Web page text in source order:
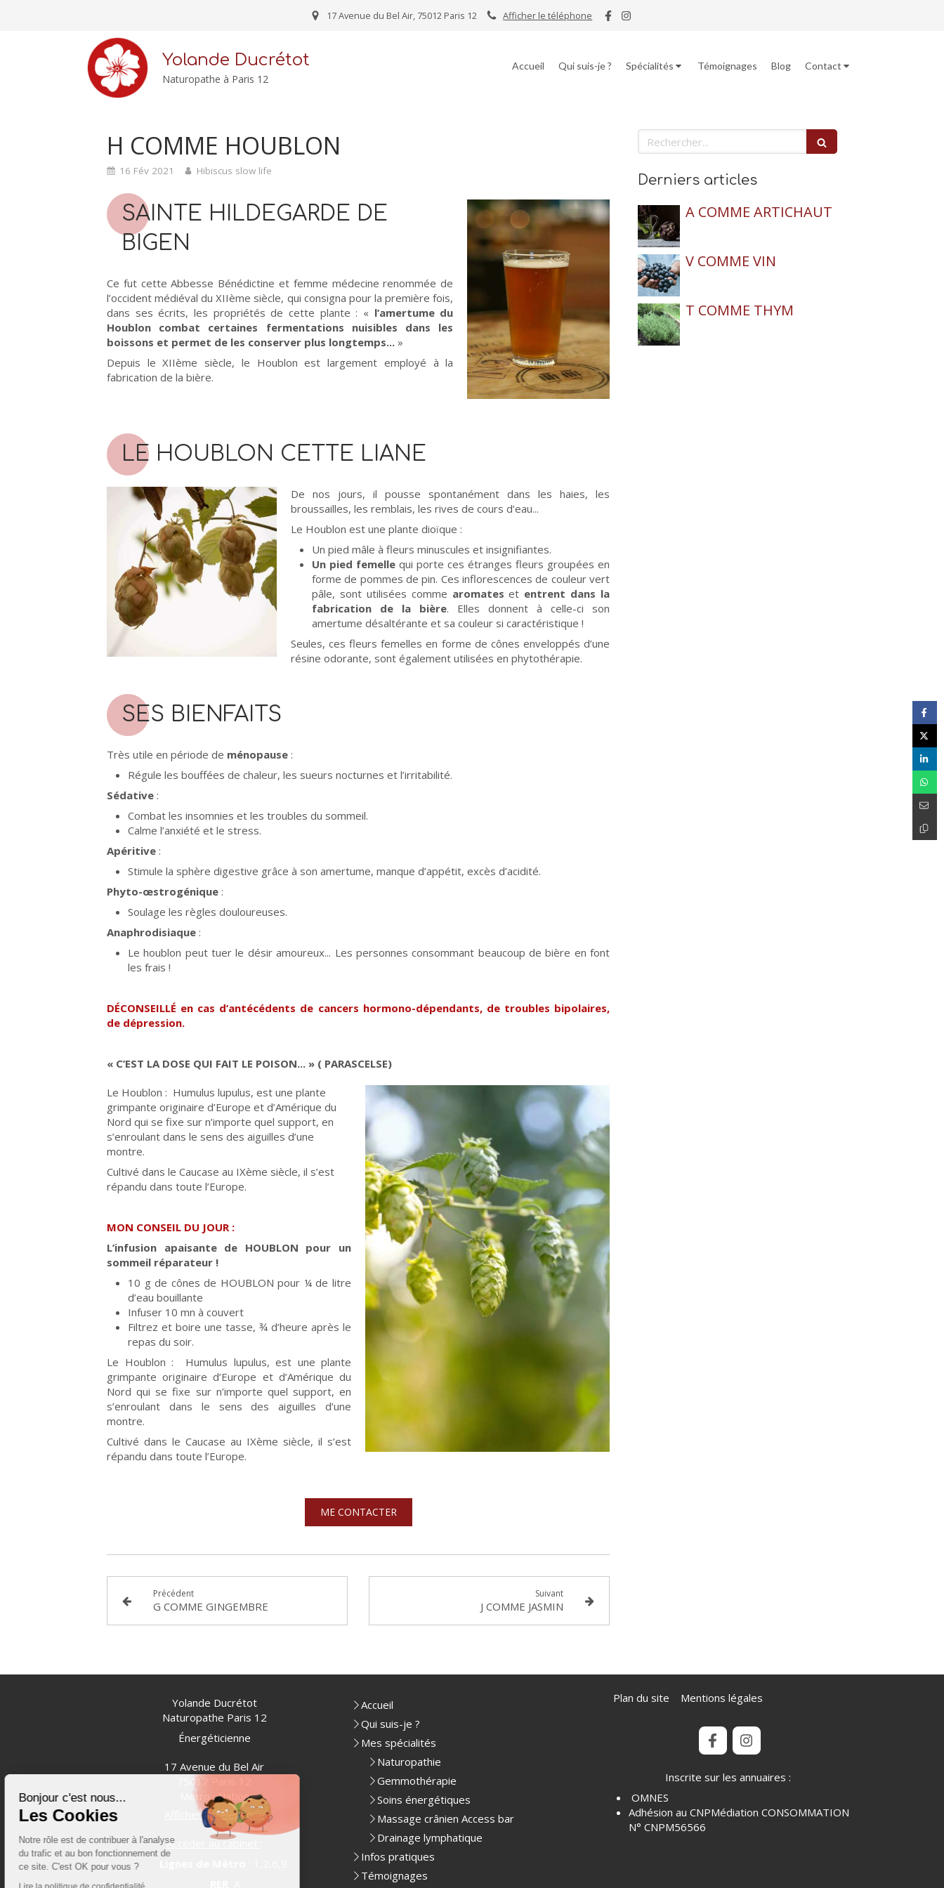
17 Avenue du Bel Air, 75012 Paris 12 Afficher le téléphone
Accueil Qui suis-je ? Spécialités Témoignages Blog Contact
Yolande Ducrétot
Naturopathe à Paris 12
H COMME HOUBLON
16 Fév 2021 Hibiscus slow life
SAINTE HILDEGARDE DE
BIGEN
Ce fut cette Abbesse Bénédictine et femme médecine renommée de
l’occident médiéval du XIIème siècle, qui consigna pour la première fois,
dans ses écrits, les propriétés de cette plante : « l’amertume du
Houblon combat certaines fermentations nuisibles dans les
boissons et permet de les conserver plus longtemps... »
Depuis le XIIème siècle, le Houblon est largement employé à la
fabrication de la bière.
LE HOUBLON CETTE LIANE
De nos jours, il pousse spontanément dans les haies, les
broussailles, les remblais, les rives de cours d’eau...
Le Houblon est une plante dioïque :
Un pied mâle à fleurs minuscules et insignifiantes.
Un pied femelle qui porte ces étranges fleurs groupées en
forme de pommes de pin. Ces inflorescences de couleur vert
pâle, sont utilisées comme aromates et entrent dans la
fabrication de la bière. Elles donnent à celle-ci son
amertume désaltérante et sa couleur si caractéristique !
Seules, ces fleurs femelles en forme de cônes enveloppés d’une
résine odorante, sont également utilisées en phytothérapie.
SES BIENFAITS
Très utile en période de ménopause :
Régule les bouffées de chaleur, les sueurs nocturnes et l’irritabilité.
Sédative :
Combat les insomnies et les troubles du sommeil.
Calme l’anxiété et le stress.
Apéritive :
Stimule la sphère digestive grâce à son amertume, manque d’appétit, excès d’acidité.
Phyto-œstrogénique :
Soulage les règles douloureuses.
Anaphrodisiaque :
Le houblon peut tuer le désir amoureux... Les personnes consommant beaucoup de bière en font
les frais !
DÉCONSEILLÉ en cas d’antécédents de cancers hormono-dépendants, de troubles bipolaires,
de dépression.
« C’EST LA DOSE QUI FAIT LE POISON... » ( PARASCELSE)
Le Houblon : Humulus lupulus, est une plante
grimpante originaire d’Europe et d’Amérique du
Nord qui se fixe sur n’importe quel support, en
s’enroulant dans le sens des aiguilles d’une
montre.
Cultivé dans le Caucase au IXème siècle, il s’est
répandu dans toute l’Europe.
MON CONSEIL DU JOUR :
L’infusion apaisante de HOUBLON pour un
sommeil réparateur !
10 g de cônes de HOUBLON pour ¼ de litre
d’eau bouillante
Infuser 10 mn à couvert
Filtrez et boire une tasse, ¾ d’heure après le
repas du soir.
Le Houblon : Humulus lupulus, est une plante
grimpante originaire d’Europe et d’Amérique du
Nord qui se fixe sur n’importe quel support, en
s’enroulant dans le sens des aiguilles d’une
montre.
Cultivé dans le Caucase au IXème siècle, il s’est
répandu dans toute l’Europe.
ME CONTACTER
Précédent
G COMME GINGEMBRE
Suivant
J COMME JASMIN
Rechercher
Derniers articles
A COMME ARTICHAUT
V COMME VIN
T COMME THYM
Yolande Ducrétot
Naturopathe Paris 12
Énergéticienne
17 Avenue du Bel Air
75012
Métro : Nation
Afficher le téléphone
Accéder au cabinet
Accueil
Qui suis-je ?
Mes spécialités
Naturopathie
Gemmothérapie
Soins énergétiques
Massage crânien Access bar
Drainage lymphatique
Infos pratiques
Témoignages
Plan du site Mentions légales
Inscrite sur les annuaires :
OMNES
Adhésion au CNPMédiation CONSOMMATION
N° CNPM56566
Bonjour c'est nous...
Les Cookies
Notre rôle est de contribuer à l'analyse
du trafic et au bon fonctionnement de
ce site. C'est OK pour vous ?